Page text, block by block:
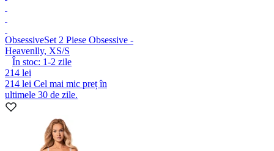
ObsessiveSet 2 Piese Obsessive -
Heavenlly, XS/S
În stoc: 1-2 zile
214 lei
214 lei Cel mai mic preț în
ultimele 30 de zile.